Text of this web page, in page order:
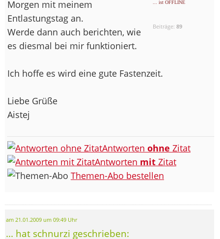
... ist OFFLINE
Beiträge:89
Morgen mit meinem
Entlastungstag an.
Werde dann auch berichten, wie
es diesmal bei mir funktioniert.
Ich hoffe es wird eine gute Fastenzeit.
Liebe Grüße
Aistej
Antworten ohne Zitat
Antworten mit Zitat
Themen-Abo bestellen
am 21.01.2009 um 09:49 Uhr
... hat schnurzi geschrieben: